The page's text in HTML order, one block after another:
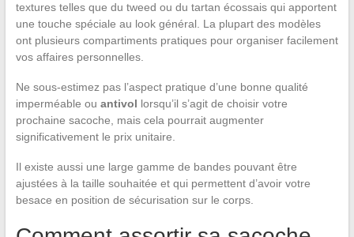
textures telles que du tweed ou du tartan écossais qui apportent
une touche spéciale au look général. La plupart des modèles
ont plusieurs compartiments pratiques pour organiser facilement
vos affaires personnelles.
Ne sous-estimez pas l’aspect pratique d’une bonne qualité
imperméable ou antivol lorsqu’il s’agit de choisir votre
prochaine sacoche, mais cela pourrait augmenter
significativement le prix unitaire.
Il existe aussi une large gamme de bandes pouvant être
ajustées à la taille souhaitée et qui permettent d’avoir votre
besace en position de sécurisation sur le corps.